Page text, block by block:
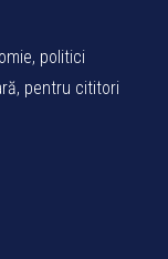
politici
pentru cititori